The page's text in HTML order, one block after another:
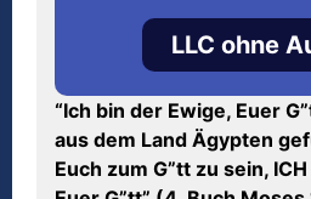
LLC ohne
“Ich bin der Ewige, Euer
aus dem Land Ägypten
Euch zum G”tt zu sein,